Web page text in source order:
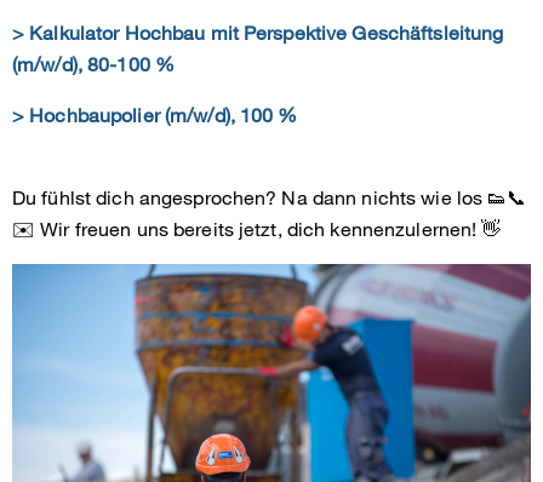
> Kalkulator Hochbau mit Perspektive Geschäftsleitung
(m/w/d), 80-100 %
> Hochbaupolier (m/w/d), 100 %
Du fühlst dich angesprochen? Na dann nichts wie los 👟📞
✉️ Wir freuen uns bereits jetzt, dich kennenzulernen! 👋